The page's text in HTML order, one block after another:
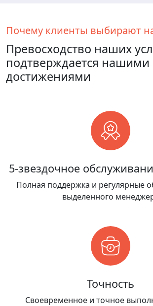
Почему клиенты выбирают
Превосходство наших
подтверждается нашими
достижениями
5-звездочное
Полная поддержка и регулярные
выделенного
Точность
Своевременное и точное